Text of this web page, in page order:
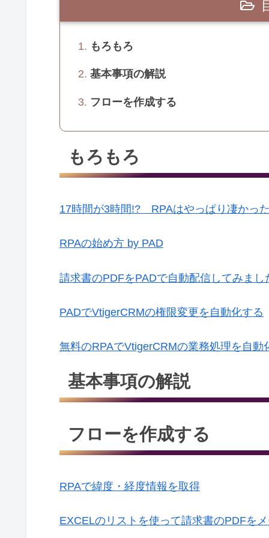
もろもろ
基本事項の解説
フローを作成する
もろもろ
17時間が3時間!? RPAはやっぱり凄かった
RPAの始め方 by PAD
請求書のPDFをPADで自動配信してみまし
PADでVtigerCRMの権限変更を自動化する
無料のRPAでVtigerCRMの業務処理を自動
基本事項の解説
フローを作成する
RPAで緯度・経度情報を取得
EXCELのリストを使って請求書のPDFを